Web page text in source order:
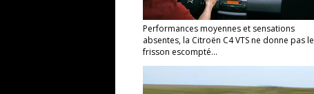
Performances moyennes et sensations
absentes, la Citroën C4 VTS ne donne pas le
frisson escompté...